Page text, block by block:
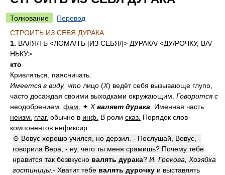
Толкование
Перевод
СТРОИТЬ ИЗ СЕБЯ ДУРАКА
1. ВАЛЯ/ТЬ <ЛОМА/ТЬ [ИЗ СЕБЯ/]> ДУРАКА/ <ДУ/РОЧКУ, ВА/
НЬКУ>
кто
Кривляться, паясничать.
Имеется в виду, что лицо (Х) ведёт себя вызывающе глупо,
часто досаждая своими выходками окружающим. Говорится с
неодобрением. фам. ✦ Х валяет дурака
Именная часть
неизм.
глаг. обычно в инф. В роли сказ. Порядок слов-
компонентов нефиксир.
⊙ Вовус хорошо учился, но дерзил. - Послушай, Вовус, -
говорила Вера, - ну, чего ты меня срамишь? Почему тебе
нравится так безвкусно валять дурака? И. Грекова, Хозяйка
гостиницы. - Хватит тебе валять дурочку и выставлять